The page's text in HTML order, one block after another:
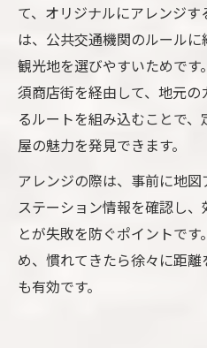
て、オリジナルにアレンジ
は、公共交通機関のルール
観光地を選びやすいためで
須商店街を経由して、地元
るルートを組み込むことで
屋の魅力を発見できます。
アレンジの際は、事前に地
ステーション情報を確認し
とが失敗を防ぐポイントで
め、慣れてきたら徐々に距
も有効です。